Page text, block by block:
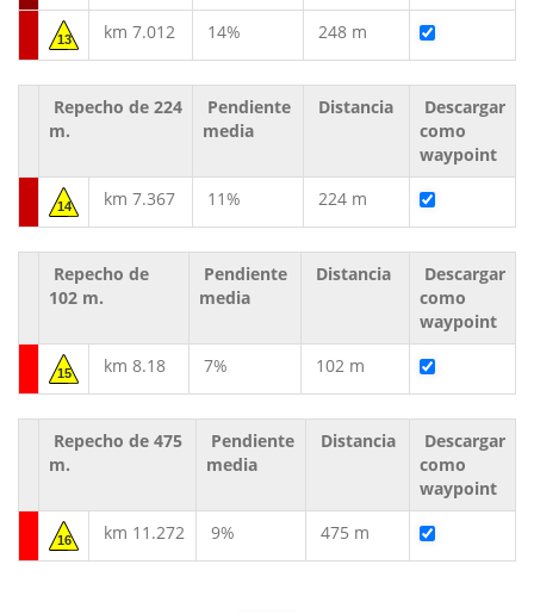
13 km 7.012 14% 248 m
Repecho de 224
m.
Pendiente
media
Distancia
Descargar
como
waypoint
14 km 7.367 11% 224 m
Repecho de
102 m.
Pendiente
media
Distancia
Descargar
como
waypoint
15 km 8.18 7% 102 m
Repecho de 475
m.
Pendiente
media
Distancia
Descargar
como
waypoint
16 km 11.272 9% 475 m